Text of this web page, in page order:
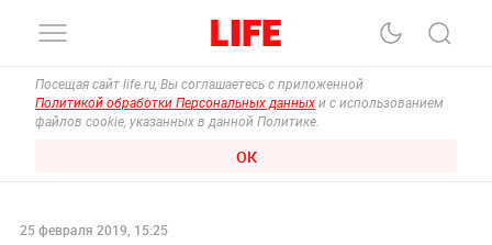
Посещая сайт life.ru, Вы соглашаетесь с приложенной
Политикой обработки Персональных данных и с использованием
файлов cookie, указанных в данной Политике.
ОК
25 февраля 2019, 15:25